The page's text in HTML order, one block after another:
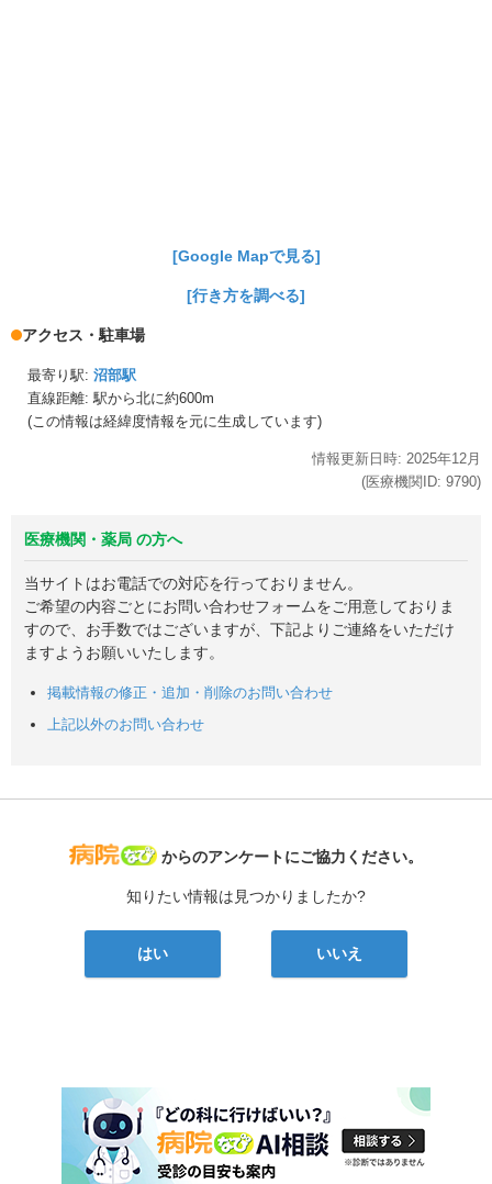
[Google Mapで見る]
[行き方を調べる]
アクセス・駐車場
最寄り駅: 沼部駅
直線距離: 駅から北に約600m
(この情報は経緯度情報を元に生成しています)
情報更新日時: 2025年12月
(医療機関ID: 9790)
医療機関・薬局 の方へ
当サイトはお電話での対応を行っておりません。
ご希望の内容ごとにお問い合わせフォームをご用意しておりま
すので、お手数ではございますが、下記よりご連絡をいただけ
ますようお願いいたします。
掲載情報の修正・追加・削除のお問い合わせ
上記以外のお問い合わせ
病院なび
からのアンケートにご協力ください。
知りたい情報は見つかりましたか?
はい いいえ